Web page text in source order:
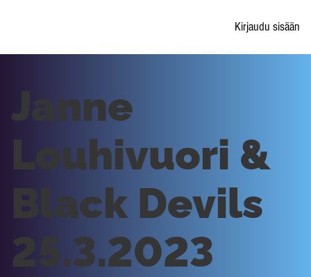
Kirjaudu sisään
Janne
Louhivuori &
Black Devils
25.3.2023